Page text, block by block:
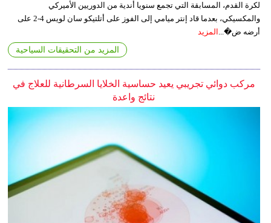
لكرة القدم، المسابقة التي تجمع سنويا أندية من الدوريين الأميركي
والمكسيكي، بعدما قاد إنتر ميامي إلى الفوز على أتلتيكو سان لويس 4-2 على
أرضه ض�... المزيد
المزيد من التحقيقات السياحية
مركب دوائي تجريبي يعيد حساسية الخلايا السرطانية للعلاج في
نتائج واعدة